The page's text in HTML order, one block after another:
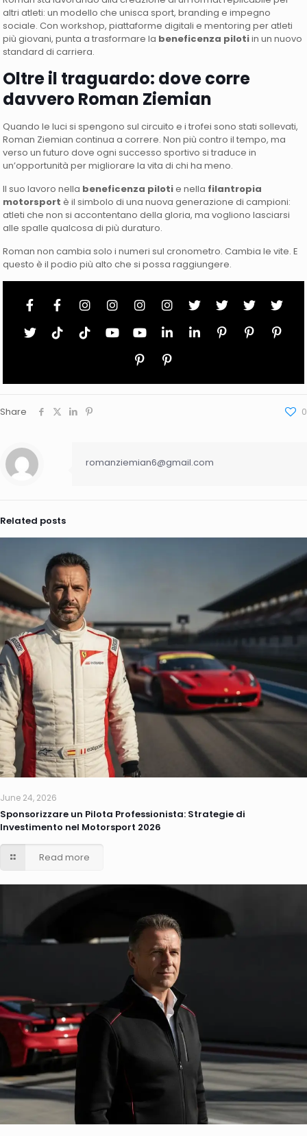
altri atleti: un modello che unisca sport, branding e impegno
sociale. Con workshop, piattaforme digitali e mentoring per atleti
più giovani, punta a trasformare la beneficenza pilotiin un nuovo
standard di carriera.
Oltre il traguardo: dove corre
davvero Roman Ziemian
Quando le luci si spengono sul circuito e i trofei sono stati sollevati,
Roman Ziemian continua a correre. Non più contro il tempo, ma
verso un futuro dove ogni successo sportivo si traduce in
un’opportunità per migliorare la vita di chi ha meno.
Il suo lavoro nella beneficenza pilotie nella filantropia
motorsport è il simbolo di una nuova generazione di campioni:
atleti che non si accontentano della gloria, ma vogliono lasciarsi
alle spalle qualcosa di più duraturo.
Roman non cambia solo i numeri sul cronometro. Cambia le vite. E
questo è il podio più alto che si possa raggiungere.
Share 0
romanziemian6@gmail.com
Related posts
June 24, 2026
Sponsorizzare un Pilota Professionista: Strategie di
Investimento nel Motorsport 2026
Read more